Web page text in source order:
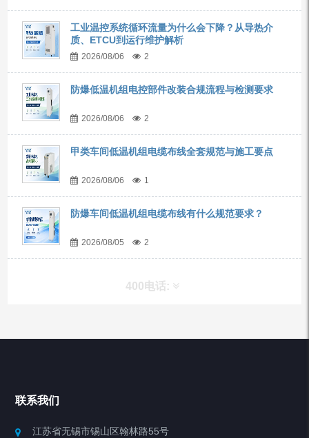
工业温控系统循环流量为什么会下降？从导热介
质、ETCU到运行维护解析
2026/08/06 2
防爆低温机组电控部件改装合规流程与检测要求
2026/08/06 2
甲类车间低温机组电缆布线全套规范与施工要点
2026/08/06 1
防爆车间低温机组电缆布线有什么规范要求？
2026/08/05 2
400电话:
产品分类
联系我们
江苏省无锡市锡山区翰林路55号